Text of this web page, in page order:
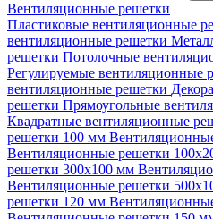
Вентиляционные решетки
Пластиковые вентиляционные
вентиляционные решетки
решетки Потолочные
Регулируемые вентиляционные
вентиляционные решетки
решетки Прямоугольные
Квадратные вентиляционные
решетки 100 мм
Вентиляционные решетки
решетки 300х100 мм
Вентиляционные решетки
решетки 120 мм